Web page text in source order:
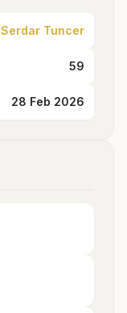
Serdar Tuncer
59
28 Feb 2026